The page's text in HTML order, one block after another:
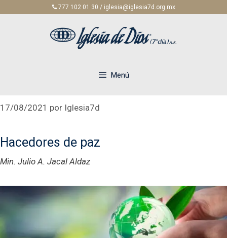
777 102 01 30 / iglesia@iglesia7d.org.mx
Menú
17/08/2021 por Iglesia7d
Hacedores de paz
Min. Julio A. Jacal Aldaz